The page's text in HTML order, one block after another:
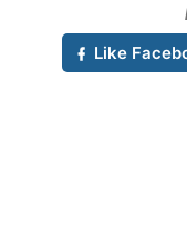
Like